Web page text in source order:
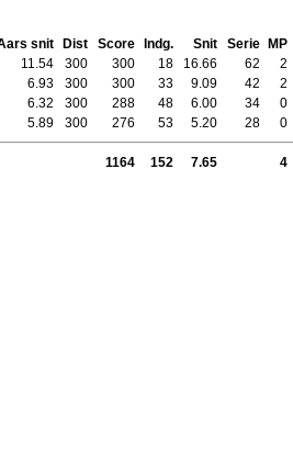
snit Dist Score Indg. Snit Serie
MP
11.54 300 300 18 16.66 62 2
6.93 300 300 33 9.09 42 2
6.32 300 288 48 6.00 34 0
5.89 300 276 53 5.20 28 0
1164 152 7.65 4